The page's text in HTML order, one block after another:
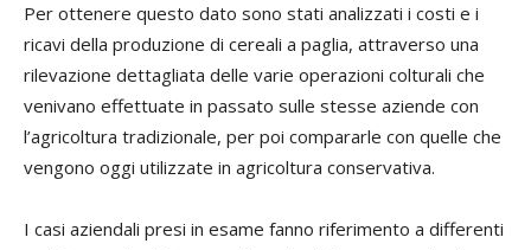
Per ottenere questo dato sono stati analizzati i costi e i
ricavi della produzione di cereali a paglia, attraverso una
rilevazione dettagliata delle varie operazioni colturali che
venivano effettuate in passato sulle stesse aziende con
l’agricoltura tradizionale, per poi compararle con quelle che
vengono oggi utilizzate in agricoltura conservativa.
I casi aziendali presi in esame fanno riferimento a differenti